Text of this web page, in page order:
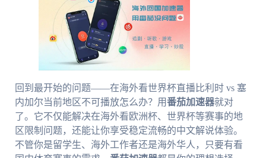
回到最开始的问题——在海外看世界杯直播比利时 vs 塞
内加尔当前地区不可播放怎么办？用番茄加速器就对
了。它不仅能解决在海外看欧洲杯、世界杯等赛事的地
区限制问题，还能让你享受稳定流畅的中文解说体验。
不管你是留学生、海外工作者还是海外华人，只要有看